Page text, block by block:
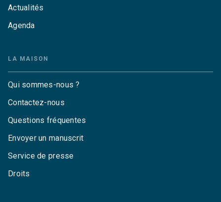
Actualités
Agenda
LA MAISON
Qui sommes-nous ?
Contactez-nous
Questions fréquentes
Envoyer un manuscrit
Service de presse
Droits